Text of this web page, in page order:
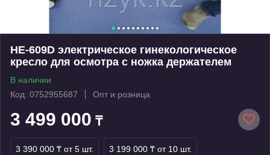
HE-609D электрическое гинекологическое
кресло для осмотра с ножка держателем
В наличии
Код: 0752955687
Опт и розница
3 499 000 ₸
3 390 000 ₸ от 5 шт. 3 199 000 ₸ от 10 шт.